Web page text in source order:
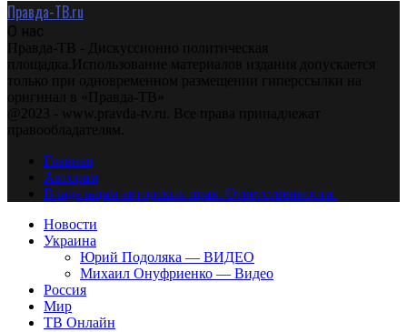
Правда-ТВ.ru
О нас
Правда-ТВ - Дискуссионно политическая
площадка.Использование материалов издания допускается
только при одновременном размещении гиперссылки на
оригинал в «Правда-ТВ»
@2023 - www.pravda-tv.ru. Все права принадлежат
правообладателям.
Главная
Авторам
Владельцам авторских прав. Ответственности.
Новости
Украина
Юрий Подоляка — ВИДЕО
Михаил Онуфриенко — Видео
Россия
Мир
ТВ Онлайн